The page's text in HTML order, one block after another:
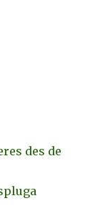
des de